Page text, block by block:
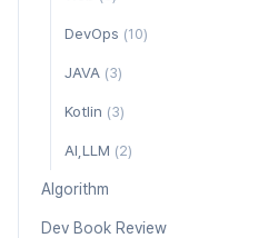
DevOps (10)
JAVA (3)
Kotlin (3)
AI,LLM (2)
Algorithm
Dev Book Review